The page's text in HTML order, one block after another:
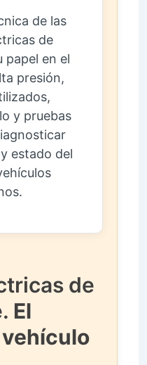
de las
de
papel en el
presión,
y pruebas
estado del
de
El